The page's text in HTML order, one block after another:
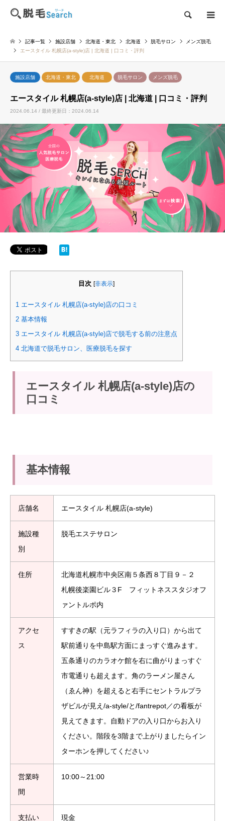
検索
記事一覧 施設店舗 北海道・東北 北海道 脱毛サロン
メンズ脱毛
エースタイル 札幌店(a-style)店 | 北海道 | 口コミ・評判
施設店舗 北海道・東北 北海道 脱毛サロン メンズ脱毛
エースタイル 札幌店(a-style)店 | 北海道 | 口コミ・評判
2024.06.14 / 最終更新日：2024.06.14
目次 [非表示]
1 エースタイル 札幌店(a-style)店の口コミ
2 基本情報
3 エースタイル 札幌店(a-style)店で脱毛する前の注意点
4 北海道で脱毛サロン、医療脱毛を探す
エースタイル 札幌店(a-style)店の
口コミ
基本情報
店舗名 エースタイル 札幌店(a-style)
施設種
別
脱毛エステサロン
住所
北海道札幌市中央区南５条西８丁目９－２
札幌後楽園ビル３F フィットネススタジオフ
ァントルポ内
アクセ
ス
すすきの駅（元ラフィラの入り口）から出て
駅前通りを中島駅方面にまっすぐ進みます。
五条通りのカラオケ館を右に曲がりまっすぐ
市電通りも超えます。角のラーメン屋さん
（ゑん神）を超えると右手にセントラルプラ
ザビルが見え/a-style/と/fantrepot／の看板が
見えてきます。自動ドアの入り口からお入り
ください。階段を3階まで上がりましたらイン
ターホンを押してください♪
営業時
間
10:00～21:00
支払い
現金